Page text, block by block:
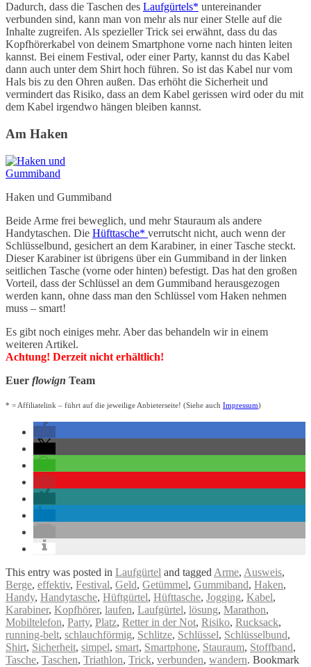
Dadurch, dass die Taschen des Laufgürtels* untereinander
verbunden sind, kann man von mehr als nur einer Stelle auf die
Inhalte zugreifen. Als spezieller Trick sei erwähnt, dass du das
Kopfhörerkabel von deinem Smartphone vorne nach hinten leiten
kannst. Bei einem Festival, oder einer Party, kannst du das Kabel
dann auch unter dem Shirt hoch führen. So ist das Kabel nur vom
Hals bis zu den Ohren außen. Das erhöht die Sicherheit und
vermindert das Risiko, dass an dem Kabel gerissen wird oder du mit
dem Kabel irgendwo hängen bleiben kannst.
Am Haken
Haken und Gummiband
Beide Arme frei beweglich, und mehr Stauraum als andere
Handytaschen. Die Hüfttasche* verrutscht nicht, auch wenn der
Schlüsselbund, gesichert an dem Karabiner, in einer Tasche steckt.
Dieser Karabiner ist übrigens über ein Gummiband in der linken
seitlichen Tasche (vorne oder hinten) befestigt. Das hat den großen
Vorteil, dass der Schlüssel an dem Gummiband herausgezogen
werden kann, ohne dass man den Schlüssel vom Haken nehmen
muss – smart!
Es gibt noch einiges mehr. Aber das behandeln wir in einem
weiteren Artikel.
Achtung! Derzeit nicht erhältlich!
Euer flowign Team
* = Affiliatelink – führt auf die jeweilige Anbieterseite! (Siehe auch Impressum)
This entry was posted in Laufgürtel and tagged Arme, Ausweis,
Berge, effektiv, Festival, Geld, Getümmel, Gummiband, Haken,
Handy, Handytasche, Hüftgürtel, Hüfttasche, Jogging, Kabel,
Karabiner, Kopfhörer, laufen, Laufgürtel, lösung, Marathon,
Mobiltelefon, Party, Platz, Retter in der Not, Risiko, Rucksack,
running-belt, schlauchförmig, Schlitze, Schlüssel, Schlüsselbund,
Shirt, Sicherheit, simpel, smart, Smartphone, Stauraum, Stoffband,
Tasche, Taschen, Triathlon, Trick, verbunden, wandern. Bookmark